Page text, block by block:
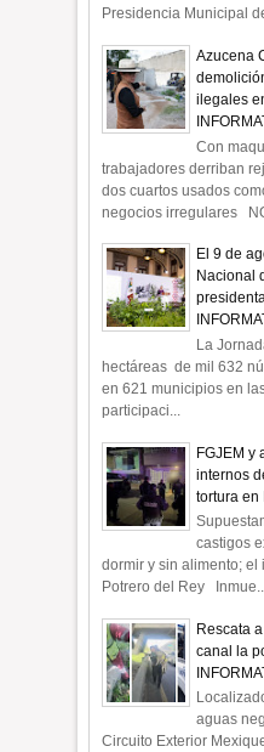
Presidencia Municipal
Azucena
ilegales
Con
trabajadores derriban
dos cuartos usados
negocios irregulares
El 9 de
Nacional
La
hectáreas de mil 632
en 621 municipios en
participaci...
FGJEM y
internos
tortura en
castigos
dormir y sin alimento;
Potrero del Rey
Rescata
canal la
aguas
Circuito Exterior